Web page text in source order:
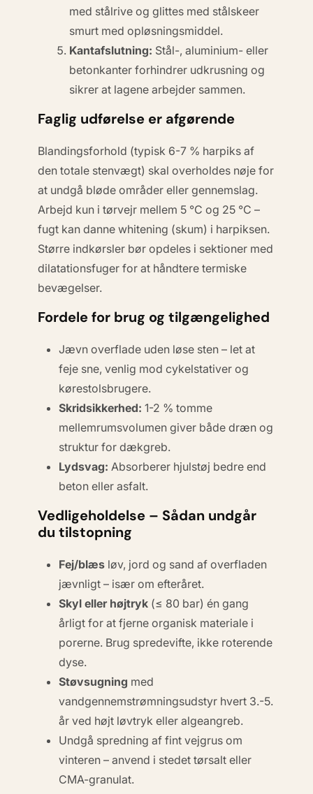
med stålrive og glittes med stålskeer
smurt med opløsningsmiddel.
Kantafslutning: Stål-, aluminium- eller
betonkanter forhindrer udkrusning og
sikrer at lagene arbejder sammen.
Faglig udførelse er afgørende
Blandingsforhold (typisk 6-7 % harpiks af
den totale stenvægt) skal overholdes nøje for
at undgå bløde områder eller gennemslag.
Arbejd kun i tørvejr mellem 5 °C og 25 °C –
fugt kan dannewhitening (skum) i harpiksen.
Større indkørsler bør opdeles i sektioner med
dilatationsfuger for at håndtere termiske
bevægelser.
Fordele for brug og tilgængelighed
Jævn overflade uden løse sten – let at
feje sne, venlig mod cykelstativer og
kørestolsbrugere.
Skridsikkerhed: 1-2 % tomme
mellemrumsvolumen giver både dræn og
struktur for dækgreb.
Lydsvag: Absorberer hjulstøj bedre end
beton eller asfalt.
Vedligeholdelse – Sådan undgår
du tilstopning
Fej/blæs løv, jord og sand af overfladen
jævnligt – især om efteråret.
Skyl eller højtryk (≤ 80 bar) én gang
årligt for at fjerne organisk materiale i
porerne. Brug spredevifte, ikke roterende
dyse.
Støvsugning med
vandgennemstrømningsudstyr hvert 3.-5.
år ved højt løvtryk eller algeangreb.
Undgå spredning affint vejgrus om
vinteren – anvend i stedet tørsalt eller
CMA-granulat.